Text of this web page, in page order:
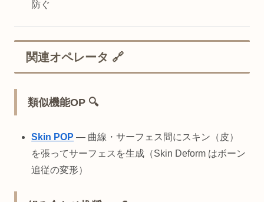
防ぐ
関連オペレータ 🔗
類似機能OP 🔍
Skin POP — 曲線・サーフェス間にスキン（皮）
を張ってサーフェスを生成（Skin Deform はボーン
追従の変形）